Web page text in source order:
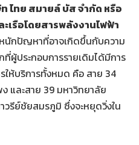
ไทย สมายล์ บัส จำกัด หรือ
เรือโดยสารพลังงานไฟฟ้า
นักปัญหาที่อาจเกิดขึ้นกับความ
ผู้ประกอบการรายเดิมได้มีการ
ให้บริการทั้งหมด คือ สาย 34
และสาย 39 มหาวิทยาลัย
รีย์ชัยสมรภูมิ ซึ่งจะหยุดวิ่งใน